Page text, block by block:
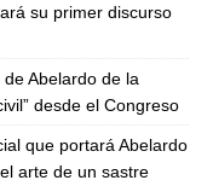
su primer discurso
Abelardo de la
desde el Congreso
que portará Abelardo
arte de un sastre